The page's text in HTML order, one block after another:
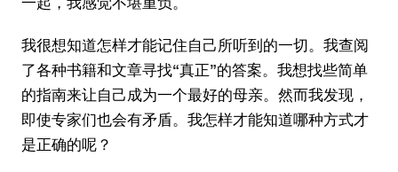
我很想知道怎样才能记住自己所听到的一切。我查阅
了各种书籍和文章寻找“真正”的答案。我想找些简单
的指南来让自己成为一个最好的母亲。然而我发现，
即使专家们也会有矛盾。我怎样才能知道哪种方式才
是正确的呢？